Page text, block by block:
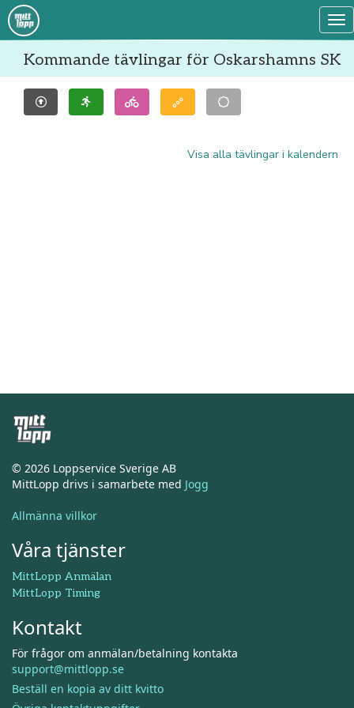
Kommande tävlingar för Oskarshamns SK
Visa alla tävlingar i kalendern
© 2026 Loppservice Sverige AB
MittLopp drivs i samarbete med Jogg
Allmänna villkor
Våra tjänster
MittLopp Anmälan
MittLopp Timing
Kontakt
För frågor om anmälan/betalning kontakta
support@mittlopp.se
Beställ en kopia av ditt kvitto